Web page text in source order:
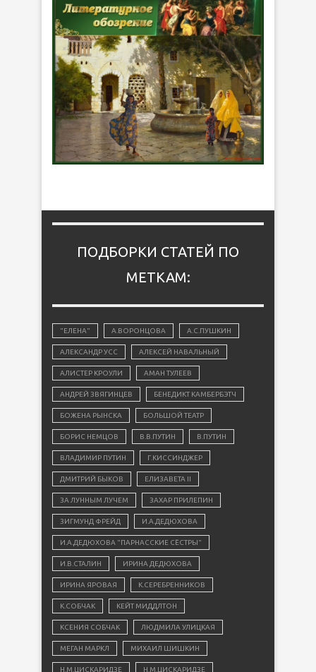
ПОДБОРКИ СТАТЕЙ ПО
МЕТКАМ:
"ЕЛЕНА" А.ВОРОНЦОВА А.С.ПУШКИН
АЛЕКСАНДР УСС АЛЕКСЕЙ НАВАЛЬНЫЙ
АЛИСТЕР КРОУЛИ АМАН ТУЛЕЕВ
АНДРЕЙ ЗВЯГИНЦЕВ БЕНЕДИКТ КАМБЕРБЭТЧ
БОЖЕНА РЫНСКА БОЛЬШОЙ ТЕАТР
БОРИС НЕМЦОВ В.В.ПУТИН В.ПУТИН
ВЛАДИМИР ПУТИН Г.КИССИНДЖЕР
ДМИТРИЙ БЫКОВ ЕЛИЗАВЕТА II
ЗА ЛУННЫМ ЛУЧЕМ ЗАХАР ПРИЛЕПИН
ЗИГМУНД ФРЕЙД И.А.ДЕДЮХОВА
И.А.ДЕДЮХОВА "ПАРНАССКИЕ СЁСТРЫ"
И.В.СТАЛИН ИРИНА ДЕДЮХОВА
ИРИНА ЯРОВАЯ К.СЕРЕБРЕННИКОВ
К.СОБЧАК КЕЙТ МИДДЛТОН
КСЕНИЯ СОБЧАК ЛЮДМИЛА УЛИЦКАЯ
МЕГАН МАРКЛ МИХАИЛ ШИШКИН
Н.М.ЦИСКАРИДЗЕ Н.М.ЦИСКАРИДЗЕ